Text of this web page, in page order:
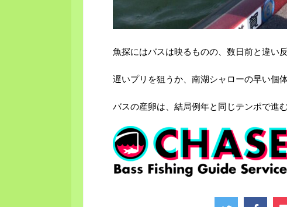
魚探にはバスは映るものの、数日前と違い反
遅いプリを狙うか、南湖シャローの早い個
バスの産卵は、結局例年と同じテンポで進む